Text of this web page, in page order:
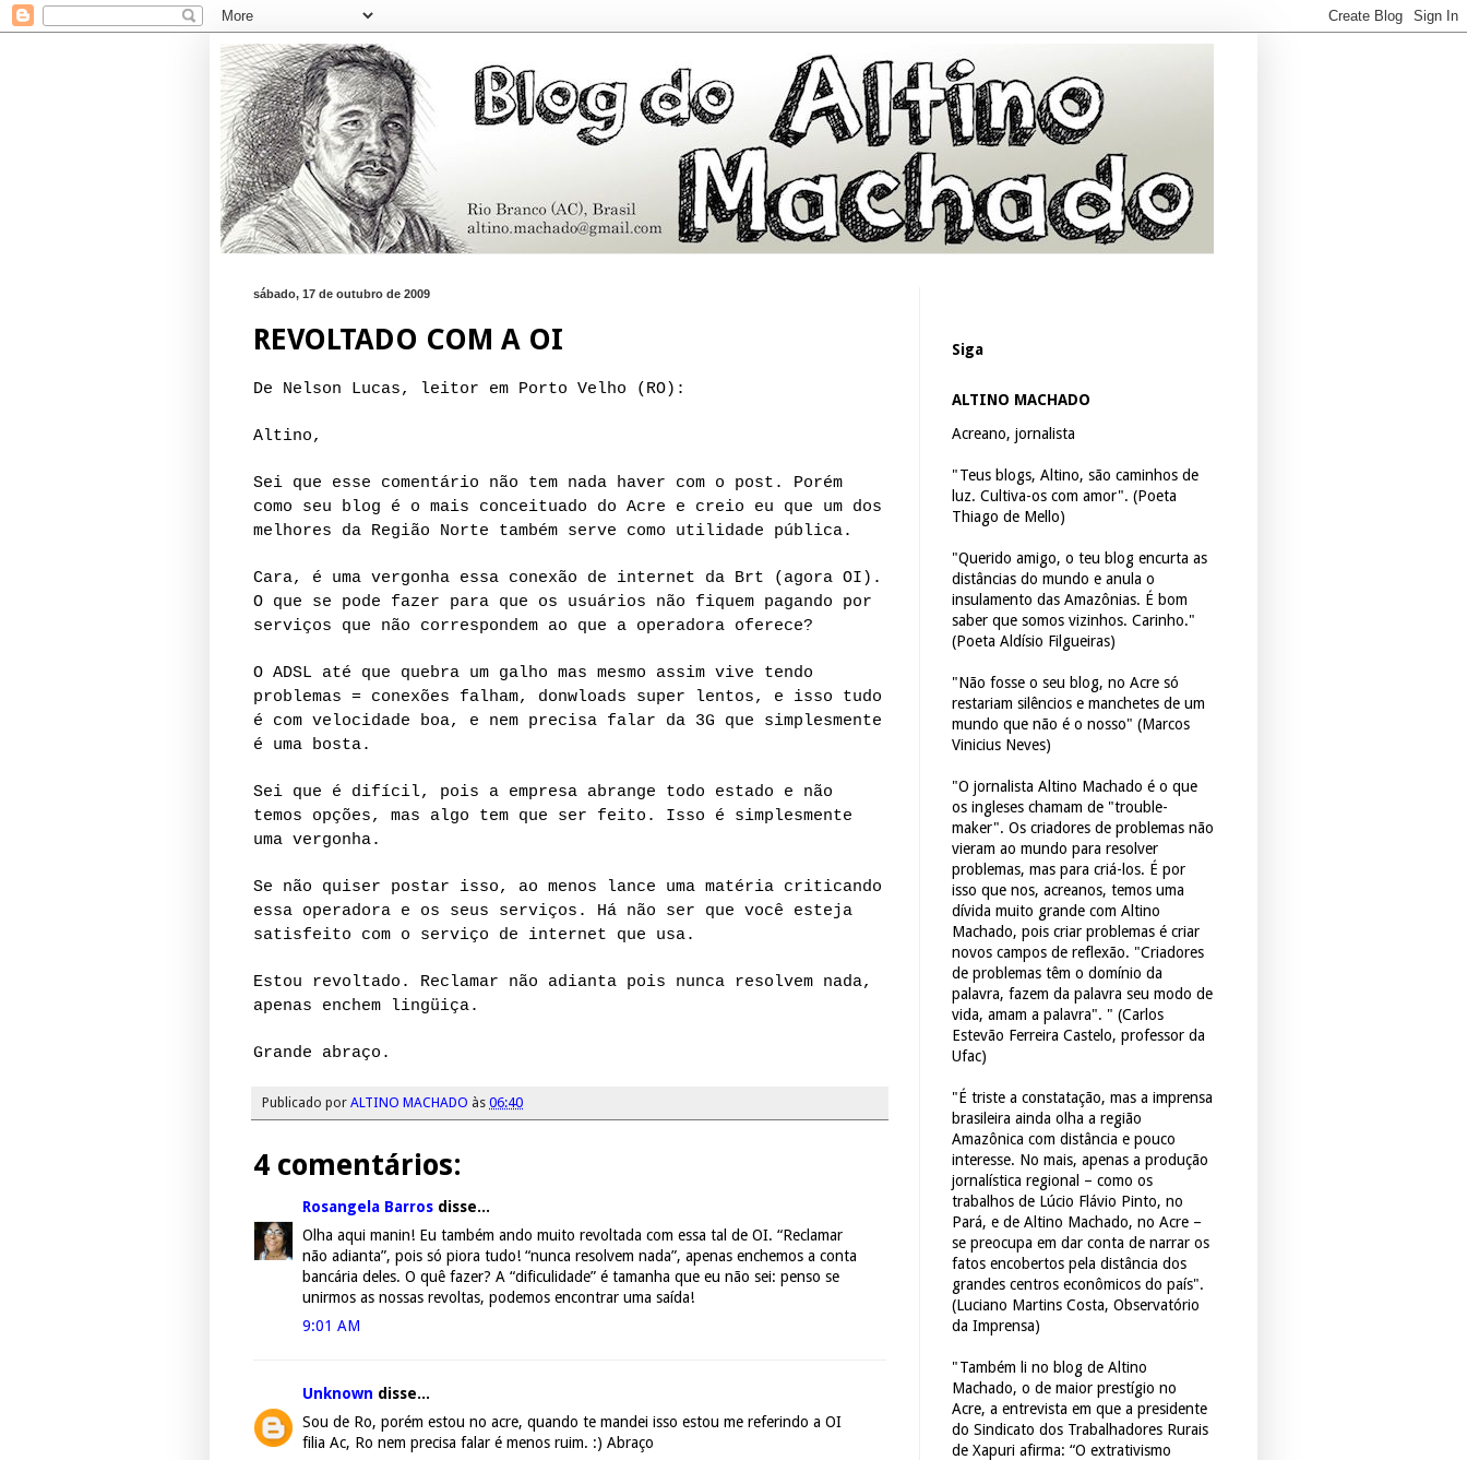
sábado, 17 de outubro de 2009
REVOLTADO COM A OI
De Nelson Lucas, leitor em Porto Velho (RO):
Altino,
Sei que esse comentário não tem nada haver com o post. Porém
como seu blog é o mais conceituado do Acre e creio eu que um dos
melhores da Região Norte também serve como utilidade pública.
Cara, é uma vergonha essa conexão de internet da Brt (agora OI).
O que se pode fazer para que os usuários não fiquem pagando por
serviços que não correspondem ao que a operadora oferece?
O ADSL até que quebra um galho mas mesmo assim vive tendo
problemas = conexões falham, donwloads super lentos, e isso tudo
é com velocidade boa, e nem precisa falar da 3G que simplesmente
é uma bosta.
Sei que é difícil, pois a empresa abrange todo estado e não
temos opções, mas algo tem que ser feito. Isso é simplesmente
uma vergonha.
Se não quiser postar isso, ao menos lance uma matéria criticando
essa operadora e os seus serviços. Há não ser que você esteja
satisfeito com o serviço de internet que usa.
Estou revoltado. Reclamar não adianta pois nunca resolvem nada,
apenas enchem lingüiça.
Grande abraço.
Publicado por ALTINO MACHADO às 06:40
4 comentários:
Rosangela Barros disse...
Olha aqui manin! Eu também ando muito revoltada com essa tal de OI. “Reclamar
não adianta”, pois só piora tudo! “nunca resolvem nada”, apenas enchemos a conta
bancária deles. O quê fazer? A “dificulidade” é tamanha que eu não sei: penso se
unirmos as nossas revoltas, podemos encontrar uma saída!
9:01 AM
Unknown disse...
Sou de Ro, porém estou no acre, quando te mandei isso estou me referindo a OI
filia Ac, Ro nem precisa falar é menos ruim. :) Abraço
Siga
ALTINO MACHADO
Acreano, jornalista
"Teus blogs, Altino, são caminhos de
luz. Cultiva-os com amor". (Poeta
Thiago de Mello)
"Querido amigo, o teu blog encurta as
distâncias do mundo e anula o
insulamento das Amazônias. É bom
saber que somos vizinhos. Carinho."
(Poeta Aldísio Filgueiras)
"Não fosse o seu blog, no Acre só
restariam silêncios e manchetes de um
mundo que não é o nosso" (Marcos
Vinicius Neves)
"O jornalista Altino Machado é o que
os ingleses chamam de "trouble-
maker". Os criadores de problemas não
vieram ao mundo para resolver
problemas, mas para criá-los. É por
isso que nos, acreanos, temos uma
dívida muito grande com Altino
Machado, pois criar problemas é criar
novos campos de reflexão. "Criadores
de problemas têm o domínio da
palavra, fazem da palavra seu modo de
vida, amam a palavra". " (Carlos
Estevão Ferreira Castelo, professor da
Ufac)
"É triste a constatação, mas a imprensa
brasileira ainda olha a região
Amazônica com distância e pouco
interesse. No mais, apenas a produção
jornalística regional – como os
trabalhos de Lúcio Flávio Pinto, no
Pará, e de Altino Machado, no Acre –
se preocupa em dar conta de narrar os
fatos encobertos pela distância dos
grandes centros econômicos do país".
(Luciano Martins Costa, Observatório
da Imprensa)
"Também li no blog de Altino
Machado, o de maior prestígio no
Acre, a entrevista em que a presidente
do Sindicato dos Trabalhadores Rurais
de Xapuri afirma: “O extrativismo